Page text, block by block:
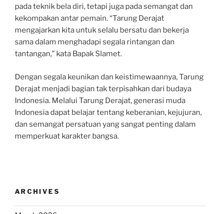
pada teknik bela diri, tetapi juga pada semangat dan
kekompakan antar pemain. “Tarung Derajat
mengajarkan kita untuk selalu bersatu dan bekerja
sama dalam menghadapi segala rintangan dan
tantangan,” kata Bapak Slamet.
Dengan segala keunikan dan keistimewaannya, Tarung
Derajat menjadi bagian tak terpisahkan dari budaya
Indonesia. Melalui Tarung Derajat, generasi muda
Indonesia dapat belajar tentang keberanian, kejujuran,
dan semangat persatuan yang sangat penting dalam
memperkuat karakter bangsa.
ARCHIVES